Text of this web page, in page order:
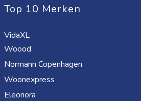
Top 10 Merken
VidaXL
Woood
Normann Copenhagen
Woonexpress
Eleonora